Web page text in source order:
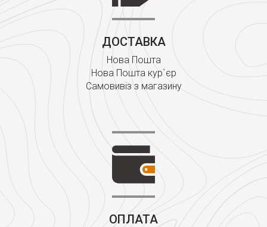
ДОСТАВКА
Нова Пошта
Нова Пошта кур`єр
Самовивіз з магазину
ОПЛАТА